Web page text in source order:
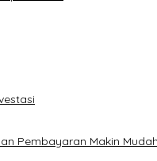
Pembayaran Makin